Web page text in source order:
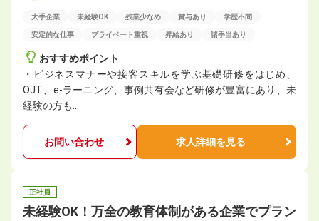
大手企業 未経験OK 残業少なめ 賞与あり 学歴不問
安定的な仕事 プライベート重視 昇給あり 諸手当あり
おすすめポイント
・ビジネスマナーや接客スキルを学ぶ基礎研修をはじめ、
OJT、e-ラーニング、事例共有会など研修が豊富にあり、未
経験の方も…
お問い合わせ 求人詳細を見る
正社員
未経験OK！万全の教育体制がある企業でプラン